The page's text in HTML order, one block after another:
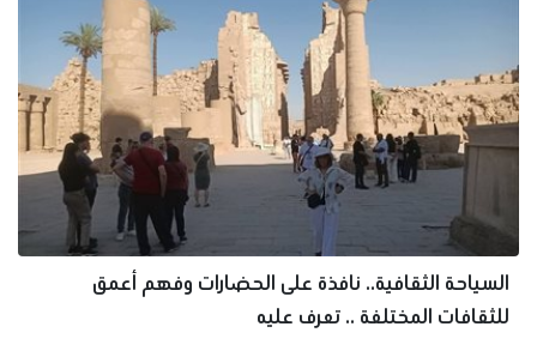
السياحة الثقافية.. نافذة على الحضارات وفهم أعمق
للثقافات المختلفة .. تعرف عليه